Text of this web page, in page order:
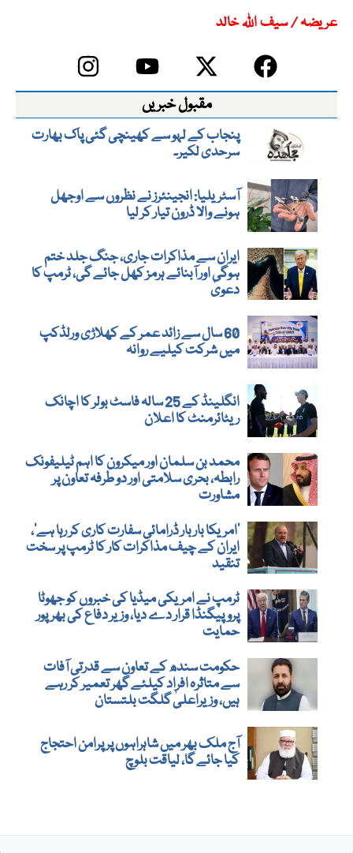
عریضہ / سیف اللہ خالد
مقبول خبریں
پنجاب کے لہو سے کھینچی گئی پاک بھارت
سرحدی لکیر۔
آسٹریلیا: انجینئرز نے نظروں سے اوجھل
ہونے والا ڈرون تیار کر لیا
ایران سے مذاکرات جاری، جنگ جلد ختم
ہوگی اور آبنائے ہرمز کھل جائے گی، ٹرمپ کا
دعویٰ
60 سال سے زائد عمر کے کھلاڑی ورلڈکپ
میں شرکت کیلیے روانہ
انگلینڈ کے 25 سالہ فاسٹ بولر کا اچانک
ریٹائرمنٹ کا اعلان
محمد بن سلمان اور میکرون کا اہم ٹیلیفونک
رابطہ، بحری سلامتی اور دو طرفہ تعاون پر
مشاورت
’امریکا بار بار ڈرامائی سفارت کاری کر رہا ہے‘،
ایران کے چیف مذاکرات کار کا ٹرمپ پر سخت
تنقید
ٹرمپ نے امریکی میڈیا کی خبروں کو جھوٹا
پروپیگنڈا قرار دے دیا، وزیر دفاع کی بھرپور
حمایت
حکومت سندھ کے تعاون سے قدرتی آفات
سے متاثرہ افراد کیلئے گھر تعمیر کر رہے
ہیں، وزیراعلیٰ گلگت بلتستان
آج ملک بھر میں شاہراہوں پر پرامن احتجاج
کیا جائے گا، لیاقت بلوچ